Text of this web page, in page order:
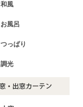
和風
お風呂
つっぱり
調光